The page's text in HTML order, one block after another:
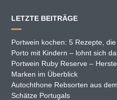
LETZTE BEITRÄGE
Portwein kochen: 5 Rezepte,
Porto mit Kindern – lohnt sich
Portwein Ruby Reserve –
Marken im Überblick
Autochthone Rebsorten aus
Schätze Portugals